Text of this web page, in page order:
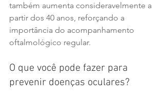
também aumenta consideravelmente a
partir dos 40 anos, reforçando a
importância do acompanhamento
oftalmológico regular.
O que você pode fazer para
prevenir doenças oculares?